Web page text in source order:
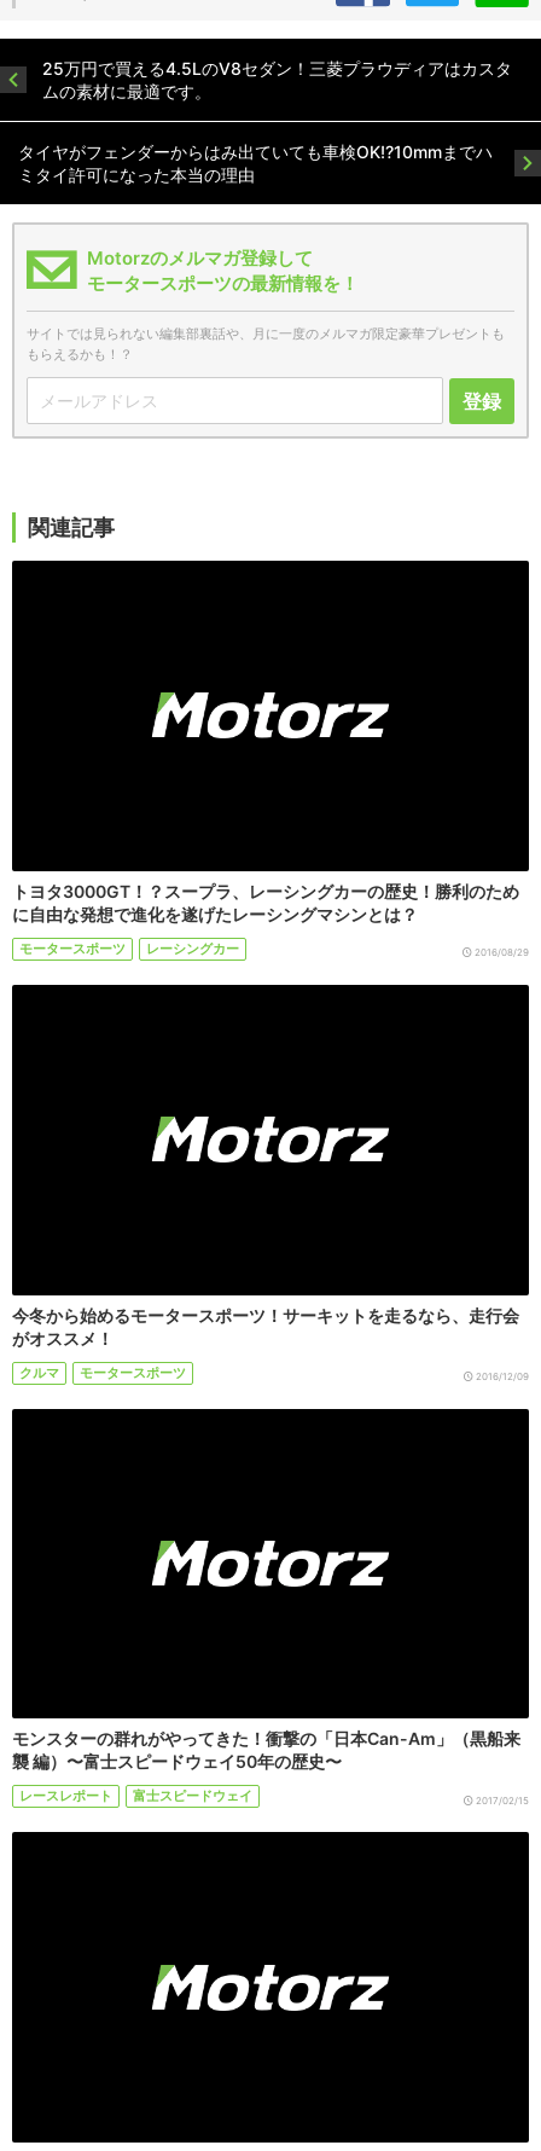
25万円で買える4.5LのV8セダン！三菱プラウディアはカスタ
ムの素材に最適です。
タイヤがフェンダーからはみ出ていても車検OK!?10mmまでハ
ミタイ許可になった本当の理由
Motorzのメルマガ登録して
モータースポーツの最新情報を！
サイトでは見られない編集部裏話や、月に一度のメルマガ限定豪華プレゼントも
もらえるかも！？
登録
関連記事
トヨタ3000GT！？スープラ、レーシングカーの歴史！勝利のため
に自由な発想で進化を遂げたレーシングマシンとは？
モータースポーツ レーシングカー 2016/08/29
今冬から始めるモータースポーツ！サーキットを走るなら、走行会
がオススメ！
クルマ モータースポーツ 2016/12/09
モンスターの群れがやってきた！衝撃の「日本Can-Am」（黒船来
襲 編）〜富士スピードウェイ50年の歴史〜
レースレポート 富士スピードウェイ 2017/02/15